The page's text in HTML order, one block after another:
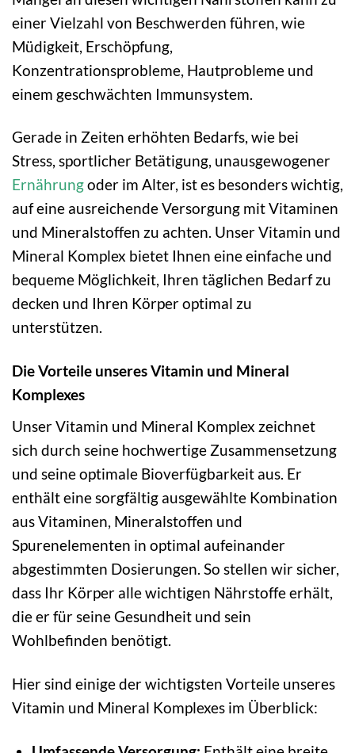
einer Vielzahl von Beschwerden führen, wie
Müdigkeit, Erschöpfung,
Konzentrationsprobleme, Hautprobleme und
einem geschwächten Immunsystem.
Gerade in Zeiten erhöhten Bedarfs, wie bei
Stress, sportlicher Betätigung, unausgewogener
Ernährungoder im Alter, ist es besonders wichtig,
auf eine ausreichende Versorgung mit Vitaminen
und Mineralstoffen zu achten. Unser Vitamin und
Mineral Komplex bietet Ihnen eine einfache und
bequeme Möglichkeit, Ihren täglichen Bedarf zu
decken und Ihren Körper optimal zu
unterstützen.
Die Vorteile unseres Vitamin und Mineral
Komplexes
Unser Vitamin und Mineral Komplex zeichnet
sich durch seine hochwertige Zusammensetzung
und seine optimale Bioverfügbarkeit aus. Er
enthält eine sorgfältig ausgewählte Kombination
aus Vitaminen, Mineralstoffen und
Spurenelementen in optimal aufeinander
abgestimmten Dosierungen. So stellen wir sicher,
dass Ihr Körper alle wichtigen Nährstoffe erhält,
die er für seine Gesundheit und sein
Wohlbefinden benötigt.
Hier sind einige der wichtigsten Vorteile unseres
Vitamin und Mineral Komplexes im Überblick: